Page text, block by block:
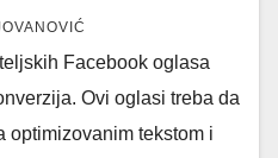
Facebook oglasa
Ovi oglasi treba da
optimizovanim tekstom i